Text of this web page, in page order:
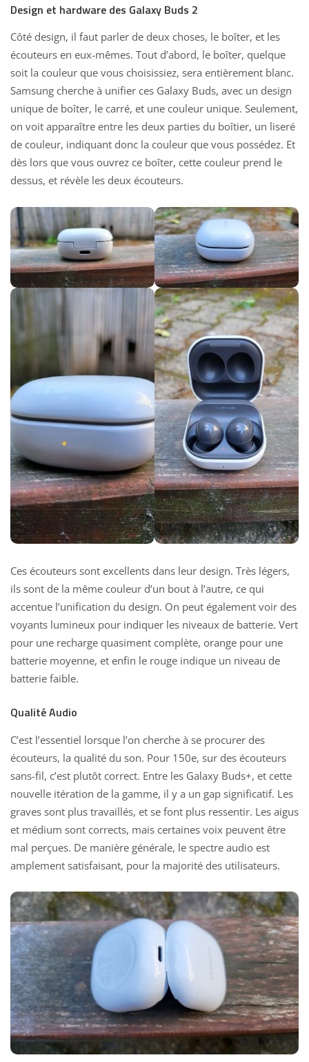
Design et hardware des Galaxy Buds 2
Côté design, il faut parler de deux choses, le boîter, et les
écouteurs en eux-mêmes. Tout d’abord, le boîter, quelque
soit la couleur que vous choisissiez, sera entièrement blanc.
Samsung cherche à unifier ces Galaxy Buds, avec un design
unique de boîter, le carré, et une couleur unique. Seulement,
on voit apparaître entre les deux parties du boîtier, un liseré
de couleur, indiquant donc la couleur que vous possédez. Et
dès lors que vous ouvrez ce boîter, cette couleur prend le
dessus, et révèle les deux écouteurs.
Ces écouteurs sont excellents dans leur design. Très légers,
ils sont de la même couleur d’un bout à l’autre, ce qui
accentue l’unification du design. On peut également voir des
voyants lumineux pour indiquer les niveaux de batterie. Vert
pour une recharge quasiment complète, orange pour une
batterie moyenne, et enfin le rouge indique un niveau de
batterie faible.
Qualité Audio
C’est l’essentiel lorsque l’on cherche à se procurer des
écouteurs, la qualité du son. Pour 150e, sur des écouteurs
sans-fil, c’est plutôt correct. Entre les Galaxy Buds+, et cette
nouvelle itération de la gamme, il y a un gap significatif. Les
graves sont plus travaillés, et se font plus ressentir. Les aigus
et médium sont corrects, mais certaines voix peuvent être
mal perçues. De manière générale, le spectre audio est
amplement satisfaisant, pour la majorité des utilisateurs.